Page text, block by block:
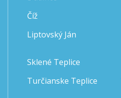
Číž
Liptovský Ján
Sklené Teplice
Turčianske Teplice